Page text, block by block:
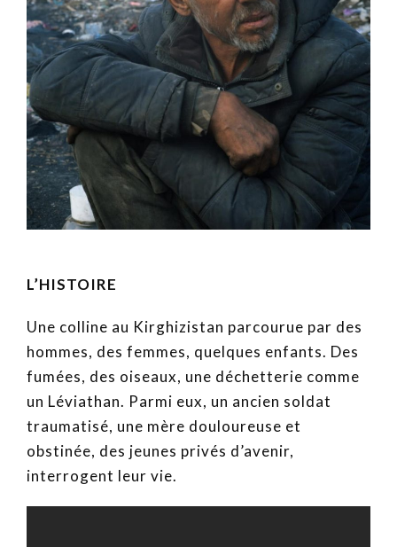
L’HISTOIRE
Une colline au Kirghizistan parcourue par des
hommes, des femmes, quelques enfants. Des
fumées, des oiseaux, une déchetterie comme
un Léviathan. Parmi eux, un ancien soldat
traumatisé, une mère douloureuse et
obstinée, des jeunes privés d’avenir,
interrogent leur vie.